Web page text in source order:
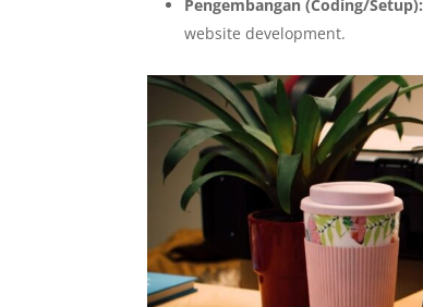
Pengembangan (Coding/Setup):
website development.